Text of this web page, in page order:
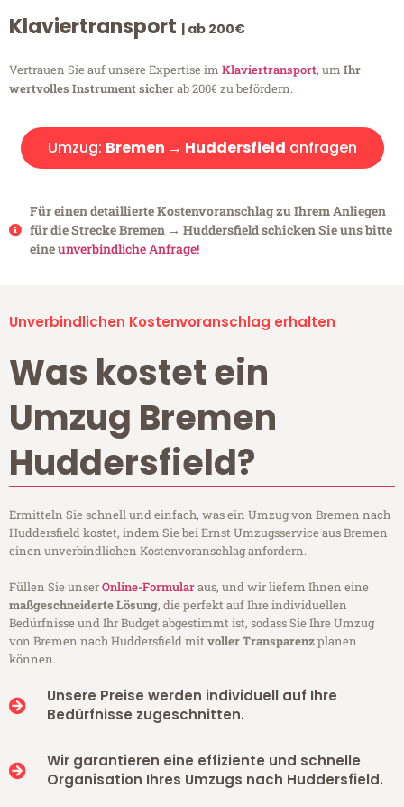
Klaviertransport | ab 200€
Vertrauen Sie auf unsere Expertise im Klaviertransport, um Ihr
wertvolles Instrument sicherab 200€ zu befördern.
Umzug: Bremen → Huddersfield anfragen
Für einen detaillierte Kostenvoranschlag zu Ihrem Anliegen
für die Strecke Bremen → Huddersfield schicken Sie uns bitte
eineunverbindliche Anfrage!
Unverbindlichen Kostenvoranschlag erhalten
Was kostet ein
Umzug Bremen
Huddersfield?
Ermitteln Sie schnell und einfach, was ein Umzug von Bremen nach
Huddersfield kostet, indem Sie bei Ernst Umzugsservice aus Bremen
einen unverbindlichen Kostenvoranschlag anfordern.
Füllen Sie unserOnline-Formularaus, und wir liefern Ihnen eine
maßgeschneiderte Lösung, die perfekt auf Ihre individuellen
Bedürfnisse und Ihr Budget abgestimmt ist, sodass Sie Ihre Umzug
von Bremen nach Huddersfield mitvoller Transparenzplanen
können.
Unsere Preise werden individuell auf Ihre
Bedürfnisse zugeschnitten.
Wir garantieren eine effiziente und schnelle
Organisation Ihres Umzugs nach Huddersfield.